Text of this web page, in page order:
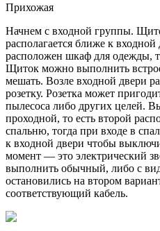
Прихожая
Начнем с входной группы.
располагается ближе к входной
расположен шкаф для одежды,
Щиток можно выполнить
мешать. Возле входной двери
розетку. Розетка может
пылесоса либо других целей.
проходной, то есть второй
спальню, тогда при входе в
к входной двери чтобы
момент — это электрический
выполнить обычный, либо с
остановились на втором
соответствующий кабель.